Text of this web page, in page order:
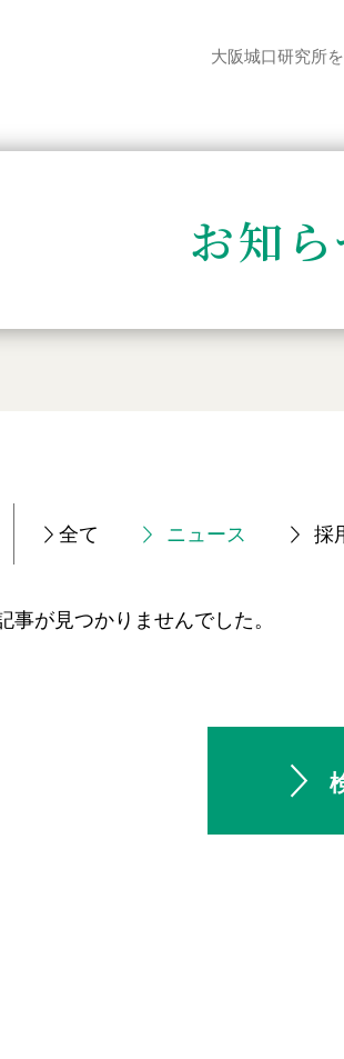
大阪城口研究所
お知
全て ニュース 採
事が見つかりませんでした。